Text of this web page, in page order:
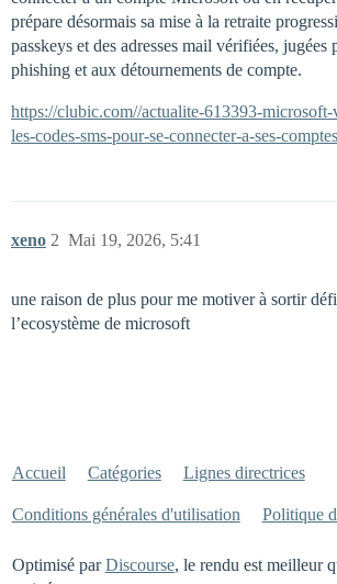
prépare désormais sa mise à la retraite
passkeys et des adresses mail vérifiées, jugées
phishing et aux détournements de compte.
https://clubic.com//actualite-613393-
les-codes-sms-pour-se-connecter-a-ses-
xeno Mai 19, 2026, 5:41
2
une raison de plus pour me motiver à sortir
l’ecosystème de microsoft
Accueil Catégories Lignes directrices
Conditions générales d'utilisation Politique
Optimisé parDiscourse, le rendu est meilleur